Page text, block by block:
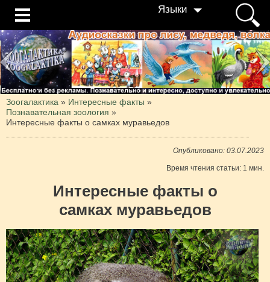
Языки
Зоогалактика » Интересные факты »
Познавательная зоология »
Интересные факты о самках муравьедов
Опубликовано: 03.07.2023
Время чтения статьи: 1 мин.
Интересные факты о
самках муравьедов